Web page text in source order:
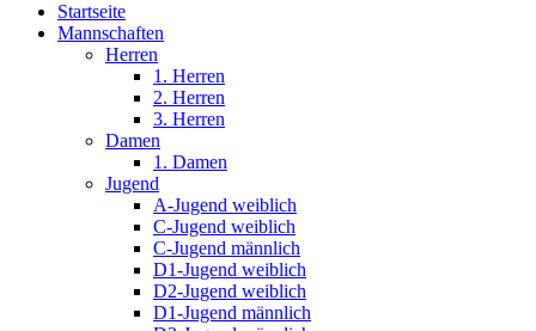
Startseite
Mannschaften
Herren
1. Herren
2. Herren
3. Herren
Damen
1. Damen
Jugend
A-Jugend weiblich
C-Jugend weiblich
C-Jugend männlich
D1-Jugend weiblich
D2-Jugend weiblich
D1-Jugend männlich